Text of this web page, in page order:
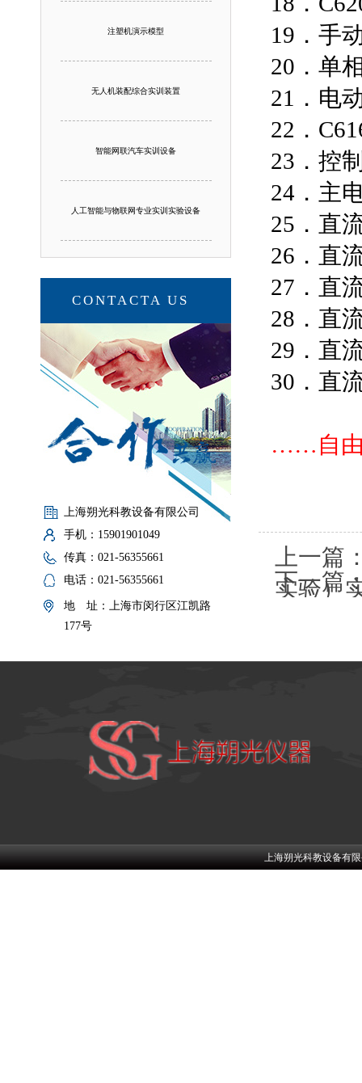
注塑机演示模型
无人机装配综合实训装置
智能网联汽车实训设备
人工智能与物联网专业实训实验设备
CONTACTA US
上海朔光科教设备有限公司
手机：15901901049
传真：021-56355661
电话：021-56355661
地 址：上海市闵行区江凯路
177号
19．手
20．单
21．电
22．
23．控
24．主
25．直
26．直
27．直
28．直
29．直
30．直
……自由
上一篇
实验）
下一篇
上海朔光科教设备有